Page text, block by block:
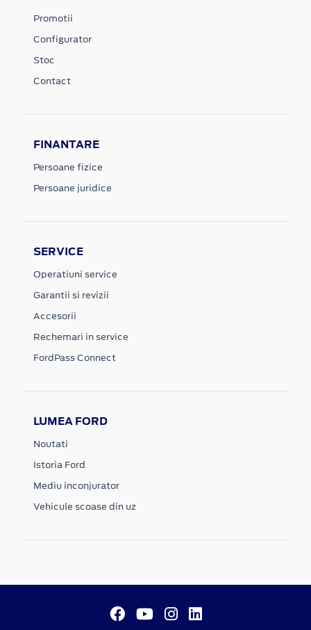
Promotii
Configurator
Stoc
Contact
FINANTARE
Persoane fizice
Persoane juridice
SERVICE
Operatiuni service
Garantii si revizii
Accesorii
Rechemari in service
FordPass Connect
LUMEA FORD
Noutati
Istoria Ford
Mediu inconjurator
Vehicule scoase din uz